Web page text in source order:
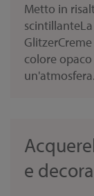
Metto in
colore
e